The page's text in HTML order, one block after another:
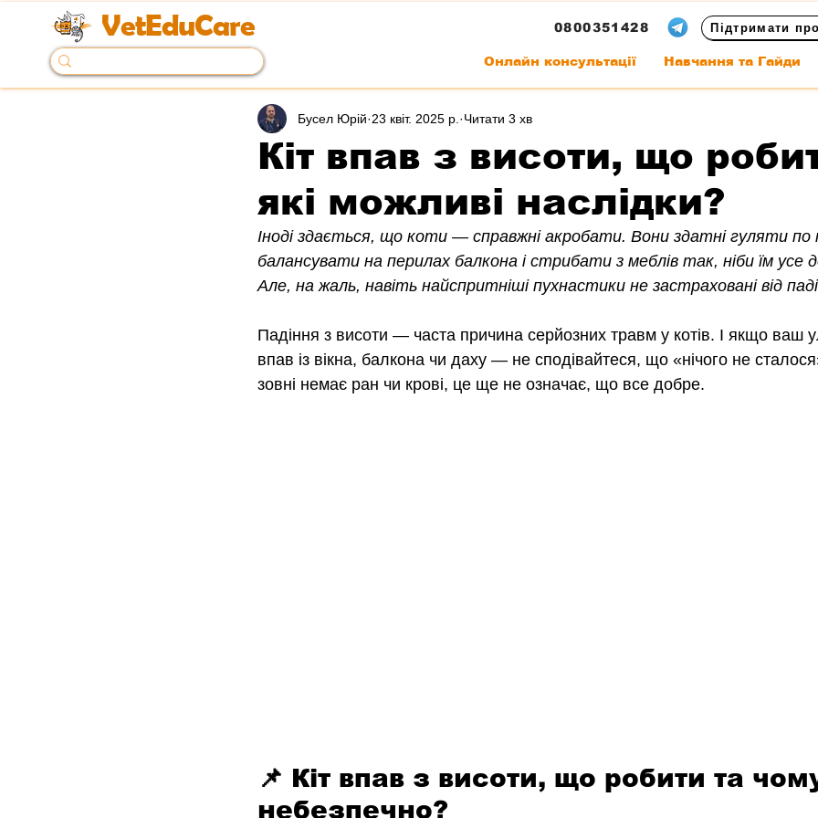
VetEduCare 0800351428 Підтримати
Онлайн консультації Навчання та Гайди
Кіт впав з висоти, що
які можливі наслідки?
Бусел Юрій 23 квіт. 2025 р. Читати 3 хв
Іноді здається, що коти — справжні акробати. Вони здатні гуляти по
балансувати на перилах балкона і стрибати з меблів так, ніби їм усе
Але, на жаль, навіть найспритніші пухнастики не застраховані від
Падіння з висоти — часта причина серйозних травм у котів. І якщо ваш
впав із вікна, балкона чи даху — не сподівайтеся, що «нічого не
зовні немає ран чи крові, це ще не означає, що все добре.
📌 Кіт впав з висоти, що робити та
небезпечно?